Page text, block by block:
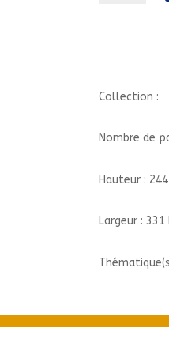
Collection :
Nombre de
Hauteur : 244
Largeur : 331